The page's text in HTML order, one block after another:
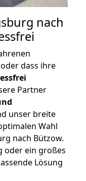
nach
dass ihre
Partner
unser breite
Wahl
nach Bützow.
oder ein großes
Lösung